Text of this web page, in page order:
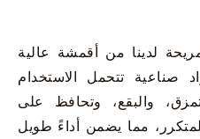
لدينا من أقمشة عالية
صناعية تتحمل الاستخدام
والبقع، وتحافظ على
مما يضمن أداءً طويل